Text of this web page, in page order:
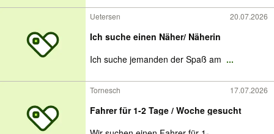
Uetersen 20.07.2026
Ich suche einen Näher/ Näherin
Ich suche jemanden der Spaß am ...
Tornesch 17.07.2026
Fahrer für 1-2 Tage / Woche gesucht